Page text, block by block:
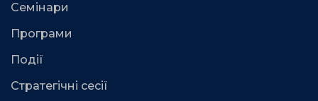
Семінари
Програми
Події
Стратегічні сесії